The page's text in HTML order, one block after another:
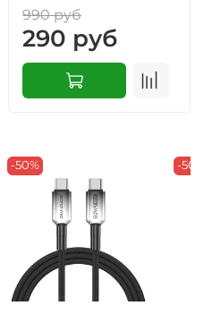
990 руб
290 руб
-50% -